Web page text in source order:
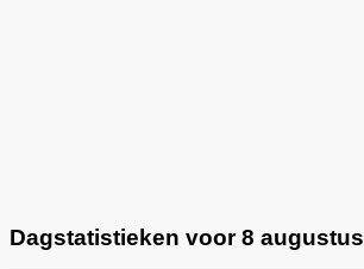
Dagstatistieken voor 8 augustus